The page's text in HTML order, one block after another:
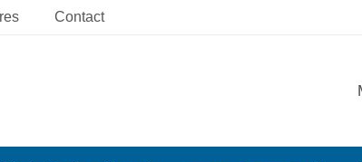
Contact